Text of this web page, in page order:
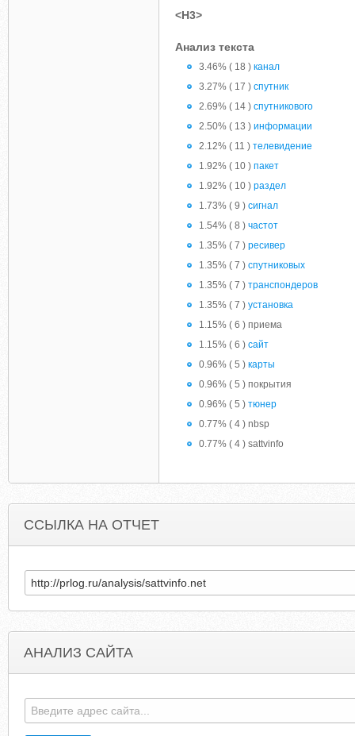
<H3>
Анализ текста
3.46% ( 18 ) канал
3.27% ( 17 ) спутник
2.69% ( 14 ) спутникового
2.50% ( 13 ) информации
2.12% ( 11 ) телевидение
1.92% ( 10 ) пакет
1.92% ( 10 ) раздел
1.73% ( 9 ) сигнал
1.54% ( 8 ) частот
1.35% ( 7 ) ресивер
1.35% ( 7 ) спутниковых
1.35% ( 7 ) транспондеров
1.35% ( 7 ) установка
1.15% ( 6 ) приема
1.15% ( 6 ) сайт
0.96% ( 5 ) карты
0.96% ( 5 ) покрытия
0.96% ( 5 ) тюнер
0.77% ( 4 ) nbsp
0.77% ( 4 ) sattvinfo
ССЫЛКА НА ОТЧЕТ
АНАЛИЗ САЙТА